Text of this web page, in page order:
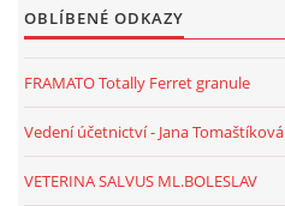
OBLÍBENÉ ODKAZY
FRAMATO Totally Ferret granule
Vedení účetnictví - Jana Tomaštíková
VETERINA SALVUS ML.BOLESLAV